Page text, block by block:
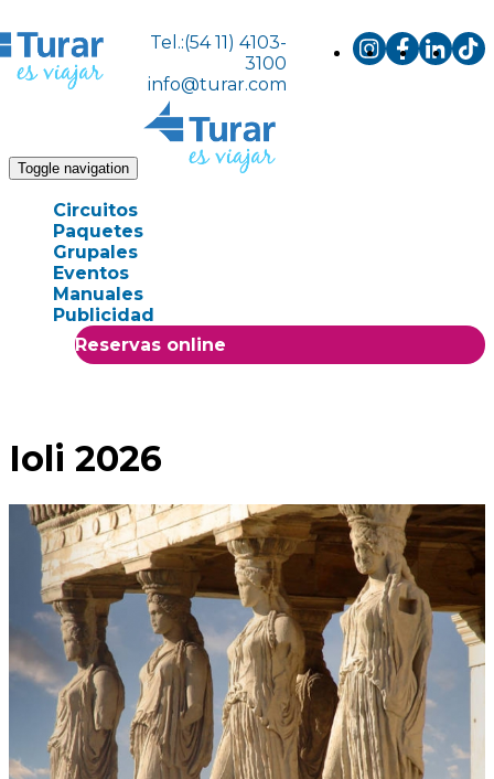
Tel.:(54 11) 4103-
3100
info@turar.com
Toggle navigation
Circuitos
Paquetes
Grupales
Eventos
Manuales
Publicidad
Reservas online
Ioli 2026